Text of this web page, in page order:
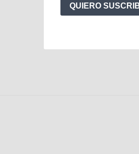
QUIERO